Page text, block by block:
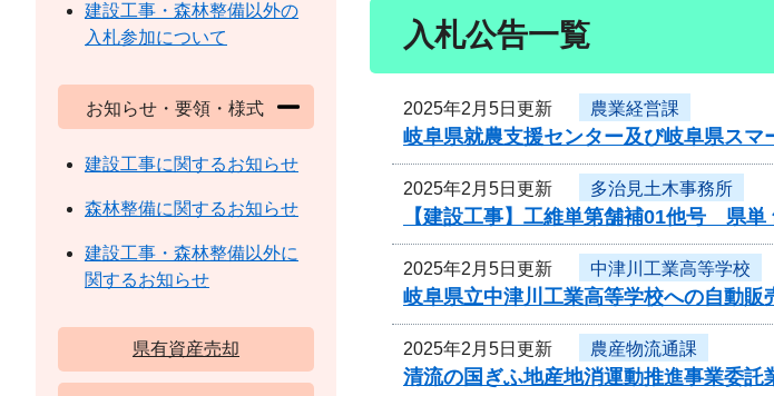
入札公告一覧
2025年2月5日更新 農業経営課
岐阜県就農支援センター及び岐阜県ス
2025年2月5日更新 多治見土木事務所
【建設工事】工維単第舗補01他号 県
2025年2月5日更新 中津川工業高等学校
岐阜県立中津川工業高等学校への自動
2025年2月5日更新 農産物流通課
清流の国ぎふ地産地消運動推進事業委託
建設工事・森林整備以外の
入札参加について
お知らせ・要領・様式
建設工事に関するお知らせ
森林整備に関するお知らせ
建設工事・森林整備以外に
関するお知らせ
県有資産売却